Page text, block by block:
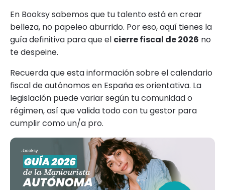
En Booksy sabemos que tu talento está en crear
belleza, no papeleo aburrido. Por eso, aquí tienes la
guía definitiva para que el cierre fiscal de 2026 no
te despeine.
Recuerda que esta información sobre el calendario
fiscal de autónomos en España es orientativa. La
legislación puede variar según tu comunidad o
régimen, así que valida todo con tu gestor para
cumplir como un/a pro.